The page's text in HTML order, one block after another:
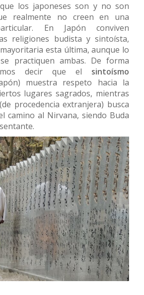
los japoneses son y no son
realmente no creen en una
En Japón conviven
religiones budista y sintoísta,
esta última, aunque lo
practiquen ambas. De forma
decir que el sintoísmo
muestra respeto hacia la
lugares sagrados, mientras
(de procedencia extranjera) busca
camino al Nirvana, siendo Buda